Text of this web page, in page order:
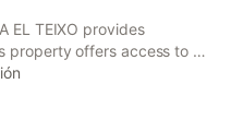
EL TEIXO provides
property offers access to a
property offers bike hire